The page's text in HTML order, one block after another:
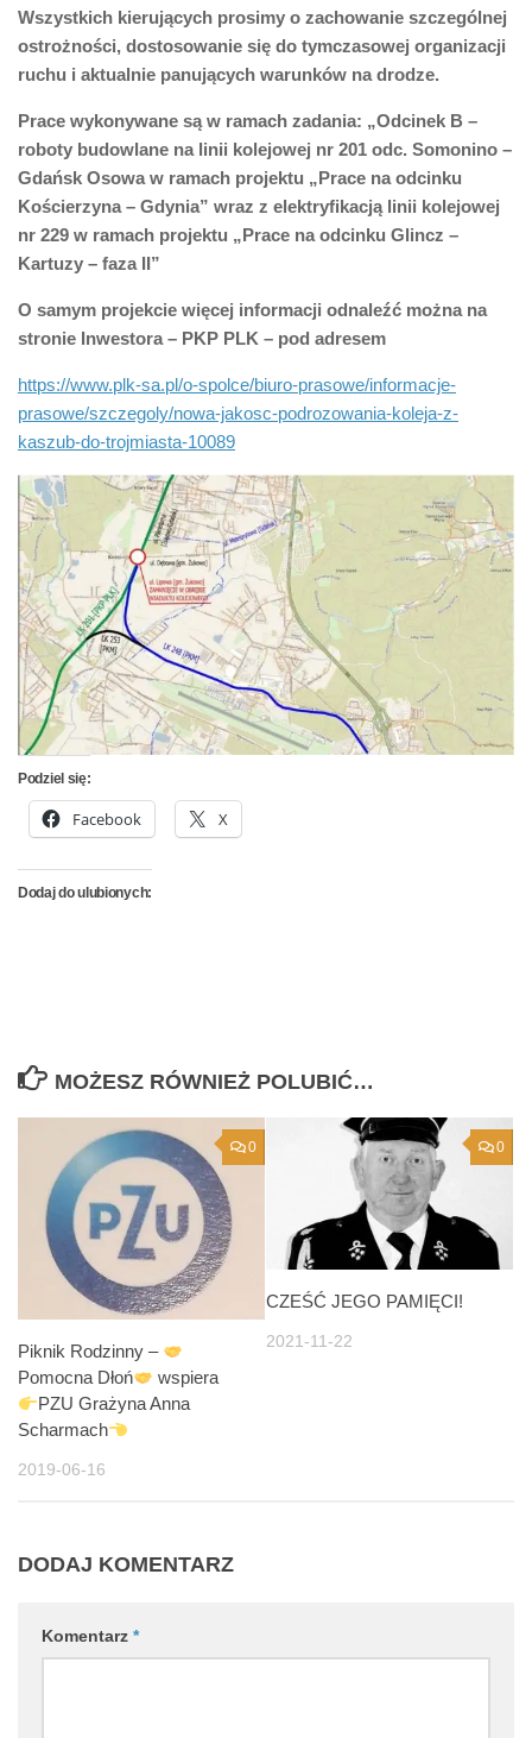
Wszystkich kierujących prosimy o zachowanie szczególnej
ostrożności, dostosowanie się do tymczasowej organizacji
ruchu i aktualnie panujących warunków na drodze.
Prace wykonywane są w ramach zadania: „Odcinek B –
roboty budowlane na linii kolejowej nr 201 odc. Somonino –
Gdańsk Osowa w ramach projektu „Prace na odcinku
Kościerzyna – Gdynia” wraz z elektryfikacją linii kolejowej
nr 229 w ramach projektu „Prace na odcinku Glincz –
Kartuzy – faza II”
O samym projekcie więcej informacji odnaleźć można na
stronie Inwestora – PKP PLK – pod adresem
https://www.plk-sa.pl/o-spolce/biuro-prasowe/informacje-
prasowe/szczegoly/nowa-jakosc-podrozowania-koleja-z-
kaszub-do-trojmiasta-10089
Podziel się:
Facebook X
Dodaj do ulubionych:
MOŻESZ RÓWNIEŻ POLUBIĆ…
0
Piknik Rodzinny –
Pomocna Dłoń
wspiera
PZU Grażyna Anna
Scharmach
2019-06-16
0
CZEŚĆ JEGO PAMIĘCI!
2021-11-22
DODAJ KOMENTARZ
Komentarz *